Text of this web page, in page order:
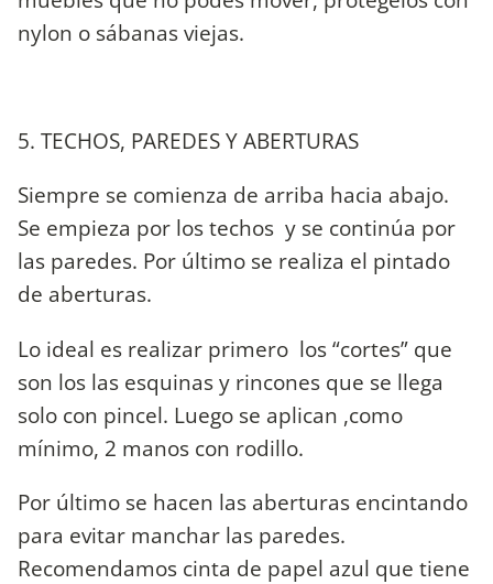
nylon o sábanas viejas.
5. TECHOS, PAREDES Y ABERTURAS
Siempre se comienza de arriba hacia abajo.
Se empieza por los techos y se continúa por
las paredes. Por último se realiza el pintado
de aberturas.
Lo ideal es realizar primero los “cortes” que
son los las esquinas y rincones que se llega
solo con pincel. Luego se aplican ,como
mínimo, 2 manos con rodillo.
Por último se hacen las aberturas encintando
para evitar manchar las paredes.
Recomendamos cinta de papel azul que tiene